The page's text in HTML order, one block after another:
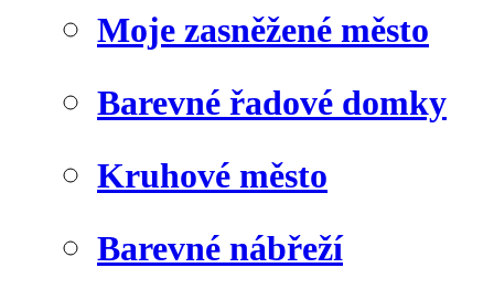
Moje zasněžené město
Barevné řadové domky
Kruhové město
Barevné nábřeží